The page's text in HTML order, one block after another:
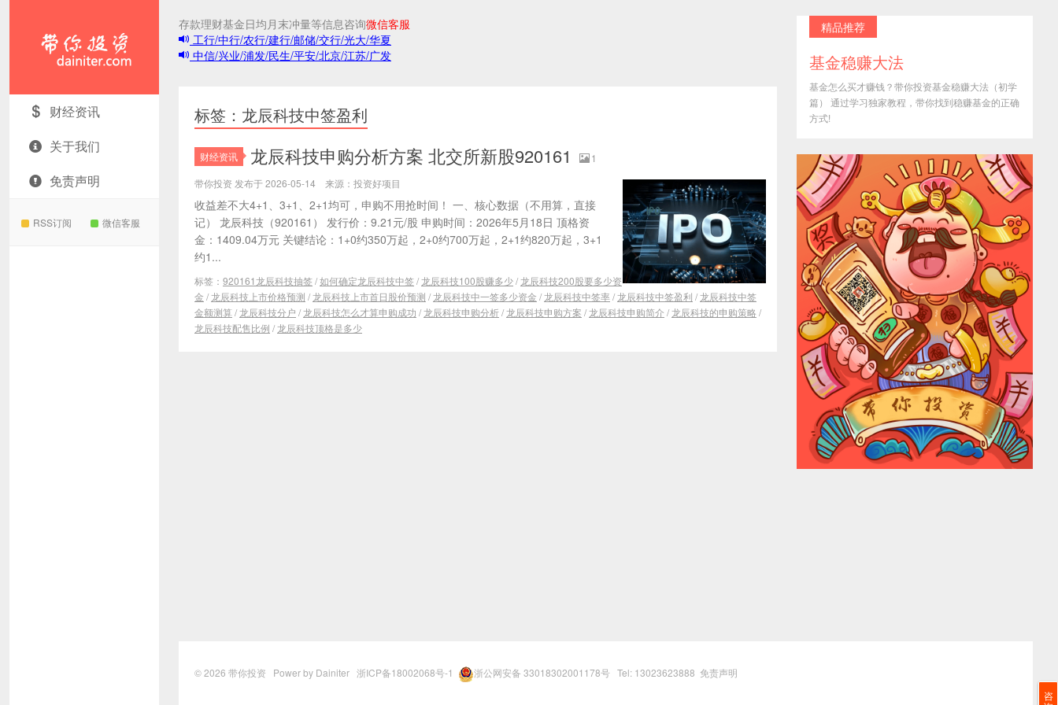
带你投资 财经资讯
关于我们
免责声明
RSS订阅 微信客服
存款理财基金日均月末冲量等信息咨询微信客服
工行/中行/农行/建行/邮储/交行/光大/华夏
中信/兴业/浦发/民生/平安/北京/江苏/广发
咨
标签：龙辰科技中签盈利
财经资讯 龙辰科技申购分析方案 北交所新股920161
1
带你投资 发布于 2026-05-14 来源：投资好项目
收益差不大4+1、3+1、2+1均可，申购不用抢时间！ 一、核心数据（不用算，直接
记） 龙辰科技（920161） 发行价：9.21元/股 申购时间：2026年5月18日 顶格资
金：1409.04万元 关键结论：1+0约350万起，2+0约700万起，2+1约820万起，3+1
约1...
标签： 920161龙辰科技抽签/如何确定龙辰科技中签/龙辰科技100股赚多少/龙辰科技200股要多少资
金 /龙辰科技上市价格预测 /龙辰科技上市首日股价预测 /龙辰科技中一签多少资金 /龙辰科技中签率/龙辰科技中签盈利 /龙辰科技中签
金额测算 /龙辰科技分户 /龙辰科技怎么才算申购成功 /龙辰科技申购分析/龙辰科技申购方案 /龙辰科技申购简介 /龙辰科技的申购策略 /
龙辰科技配售比例 /龙辰科技顶格是多少
精品推荐
基金稳赚大法
基金怎么买才赚钱？带你投资基金稳赚大法（初学
篇） 通过学习独家教程，带你找到稳赚基金的正确
方式!
© 2026 带你投资 Power by Dainiter 浙ICP备18002068号-1 浙公网安备 33018302001178号 Tel: 13023623888 免责声明